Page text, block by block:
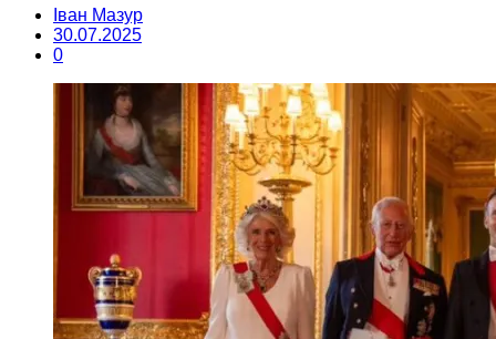
Іван Мазур
30.07.2025
0